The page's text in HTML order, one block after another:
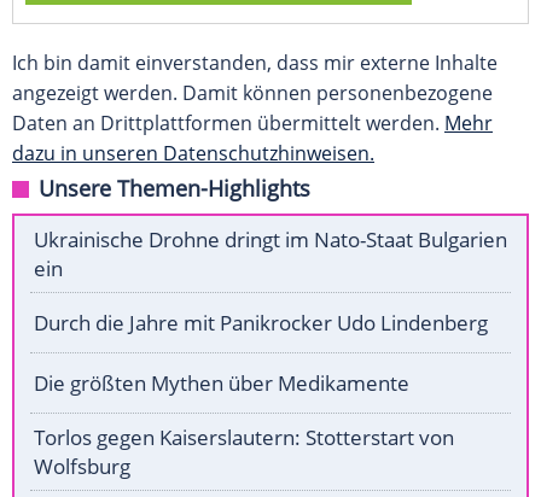
Ich bin damit einverstanden, dass mir externe Inhalte
angezeigt werden. Damit können personenbezogene
Daten an Drittplattformen übermittelt werden. Mehr
dazu in unseren Datenschutzhinweisen.
Unsere Themen-Highlights
Ukrainische Drohne dringt im Nato-Staat Bulgarien
ein
Durch die Jahre mit Panikrocker Udo Lindenberg
Die größten Mythen über Medikamente
Torlos gegen Kaiserslautern: Stotterstart von
Wolfsburg